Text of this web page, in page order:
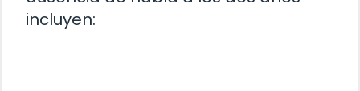
incluyen: